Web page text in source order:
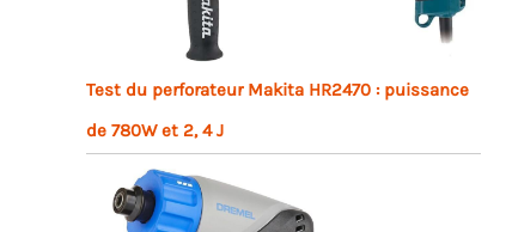
Test du perforateur Makita HR2470 : puissance
de 780W et 2, 4 J